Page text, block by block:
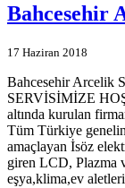
Bahcesehir
17 Haziran 2018
Bahcesehir
SERVİSİMİZE
altında kurulan
Tüm Türkiye
amaçlayan İsöz
giren LCD, Plazma
eşya,klima,ev